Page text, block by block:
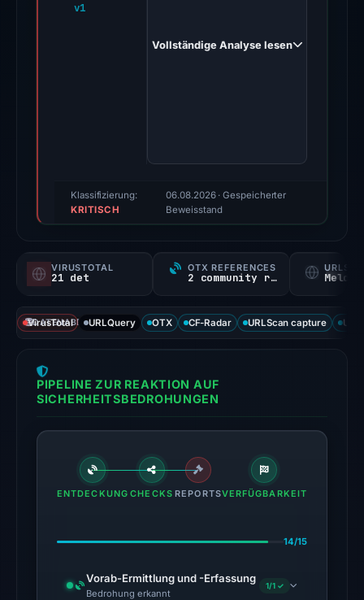
v1
27,
score,
probability).
signals:
21
VirusTotal
engines
flagged
domain
on
at
22:16
Vollständige Analyse lesen
Klassifizierung:
KRITISCH
06.08.2026· Gespeicherter
Beweisstand
VIRUSTOTAL
21 det
OTX REFERENCES
2 community refs
DATENABDECKUNG
VirusTotal URLQuery OTX CF-Radar URLScan capture
PIPELINE ZUR REAKTION AUF
SICHERHEITSBEDROHUNGEN
ENTDECKUNG CHECKS REPORTSVERFÜGBARKEIT
14/15
Vorab-Ermittlung und -Erfassung
Bedrohung erkannt
1/1 ✓